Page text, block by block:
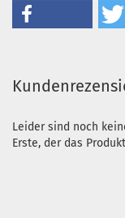
Leider sind noch
Erste, der das